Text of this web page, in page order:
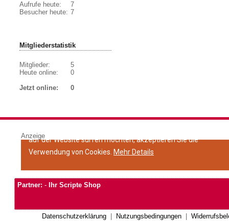
Aufrufe heute:
Besucher heute:
7
7
Mitgliederstatistik
Mitglieder:
Heute online:
5
0
Jetzt online:
0
Anzeige
Partner: - Ihr Scripte Shop
Datenschutzerklärung| Nutzungsbedingungen|